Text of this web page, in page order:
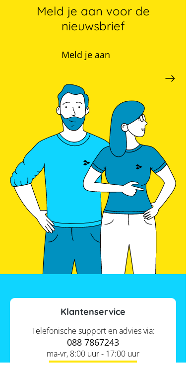
Meld je aan voor de
nieuwsbrief
Meld je aan
Klantenservice
Telefonische support en advies via:
088 7867243
ma-vr, 8:00 uur - 17:00 uur